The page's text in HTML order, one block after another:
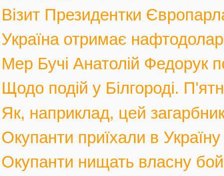
Візит Президентки
Україна отримає
Мер Бучі Анатолій Федорук
Щодо подій у Білгороді.
Як, наприклад, цей
Окупанти приїхали в
Окупанти нищать власну